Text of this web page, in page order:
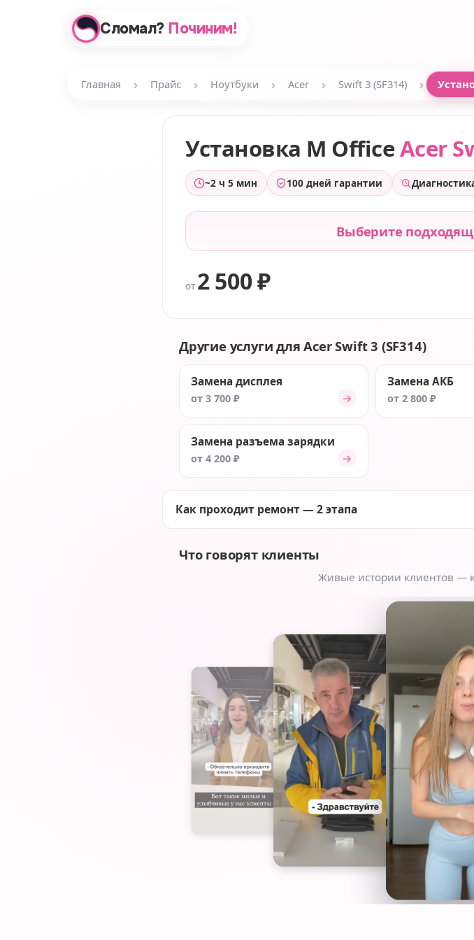
Сломал? Починим!
Главная › Прайс › Ноутбуки › Acer › Swift 3 (SF314) ›
Установка M OfficeAcer
~2 ч 5 мин 100 дней гарантии
Выберите
от 2 500 ₽
Другие услуги для Acer Swift 3 (SF314)
Замена дисплея
от 3 700 ₽ →
Замена АКБ
от 2 800 ₽
Замена разъема зарядки
от 4 200 ₽ →
Как проходит ремонт — 2 этапа
Что говорят клиенты
Живые истории клиентов —